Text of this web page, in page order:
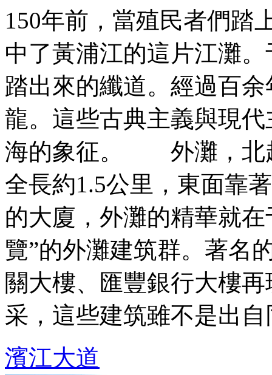
150年前，當殖民者們踏
中了黃浦江的這片江灘
踏出來的纖道。經過百
龍。這些古典主義與現
海的象征。 外灘，北
全長約1.5公里，東面靠
的大廈，外灘的精華就
覽”的外灘建筑群。著名
關大樓、匯豐銀行大樓
采，這些建筑雖不是出
濱江大道